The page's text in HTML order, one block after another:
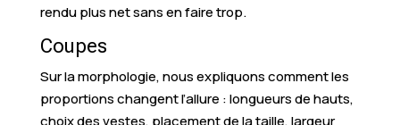
rendu plus net sans en faire trop.
Coupes
Sur la morphologie, nous expliquons comment les
proportions changent l’allure : longueurs de hauts,
choix des vestes, placement de la taille, largeur